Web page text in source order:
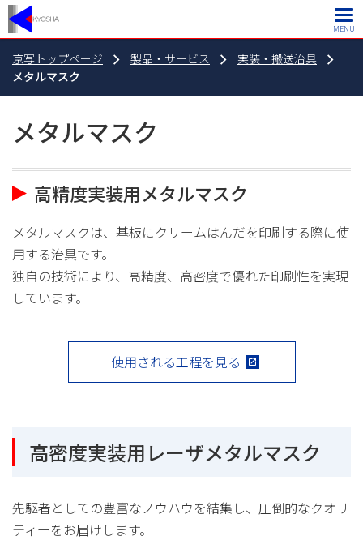
京写トップページ 製品・サービス
実装・搬送治具
メタルマスク
メタルマスク
高精度実装用メタルマスク
メタルマスクは、基板にクリームはんだを印刷する際に使
用する治具です。
独自の技術により、高精度、高密度で優れた印刷性を実現
しています。
使用される工程を見る
高密度実装用レーザメタルマスク
先駆者としての豊富なノウハウを結集し、圧倒的なクオリ
ティーをお届けします。
MENU